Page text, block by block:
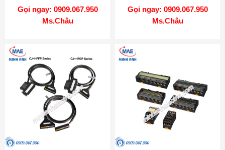
KN-2000W
Gọi ngay: 0909.067.950
Ms.Châu
Gọi ngay: 0909.067.950
Ms.Châu